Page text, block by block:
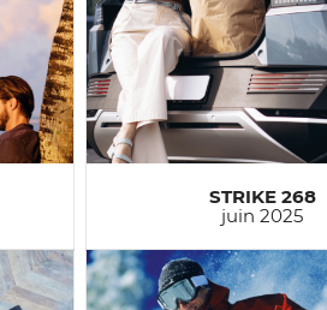
STRIKE 268
juin 2025